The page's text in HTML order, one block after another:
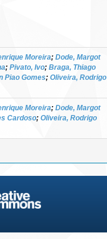
Moreira; Dode, Margot
; Pivato, Ivo; Braga, Thiago
Piao Gomes; Oliveira, Rodrigo
Moreira; Dode, Margot
Cardoso; Oliveira, Rodrigo